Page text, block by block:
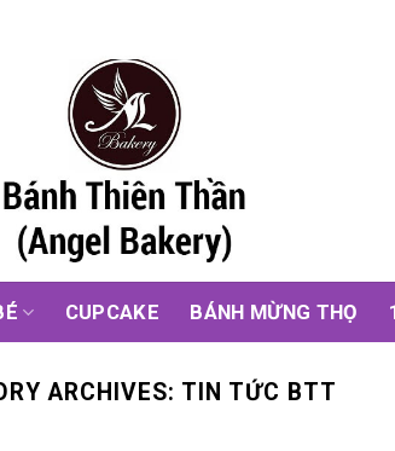
CUPCAKE BÁNH MỪNG THỌ
ARCHIVES: TIN TỨC BTT